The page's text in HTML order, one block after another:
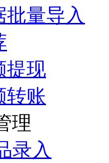
量导入
提现
转账
理
录入